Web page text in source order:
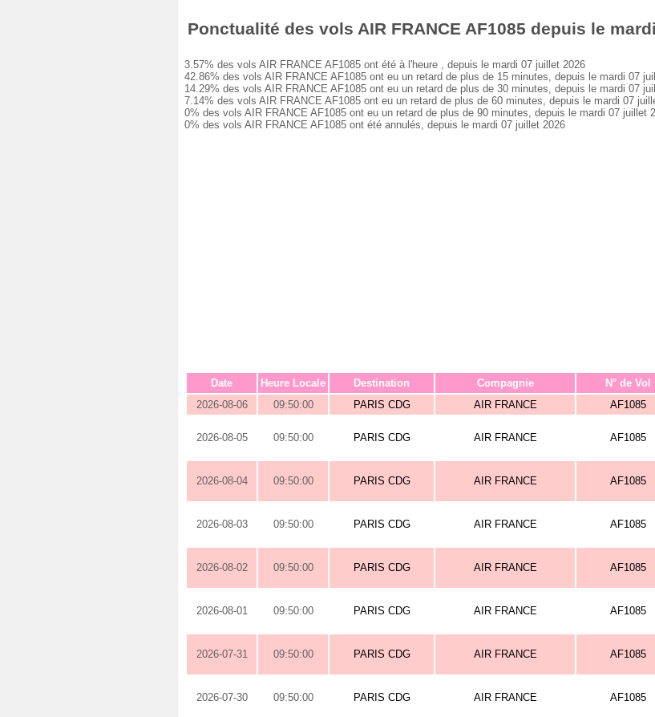
Ponctualité des vols AIR FRANCE AF1085 depuis le
3.57% des vols AIR FRANCE AF1085 ont été à l'heure , depuis le mardi 07 juillet 2026
42.86% des vols AIR FRANCE AF1085 ont eu un retard de plus de 15 minutes, depuis le mardi 07
14.29% des vols AIR FRANCE AF1085 ont eu un retard de plus de 30 minutes, depuis le mardi 07
7.14% des vols AIR FRANCE AF1085 ont eu un retard de plus de 60 minutes, depuis le mardi 07
0% des vols AIR FRANCE AF1085 ont eu un retard de plus de 90 minutes, depuis le mardi 07 juillet
0% des vols AIR FRANCE AF1085 ont été annulés, depuis le mardi 07 juillet 2026
Date Heure Locale Destination Compagnie N° de Vol
2026-08-06
09:50:00 PARIS CDG AIR FRANCE AF1085
2026-08-05 09:50:00 PARIS CDG AIR FRANCE AF1085
2026-08-04 09:50:00 PARIS CDG AIR FRANCE AF1085
2026-08-03 09:50:00 PARIS CDG AIR FRANCE AF1085
2026-08-02 09:50:00 PARIS CDG AIR FRANCE AF1085
2026-08-01 09:50:00 PARIS CDG AIR FRANCE AF1085
2026-07-31 09:50:00 PARIS CDG AIR FRANCE AF1085
2026-07-30 09:50:00 PARIS CDG AIR FRANCE AF1085